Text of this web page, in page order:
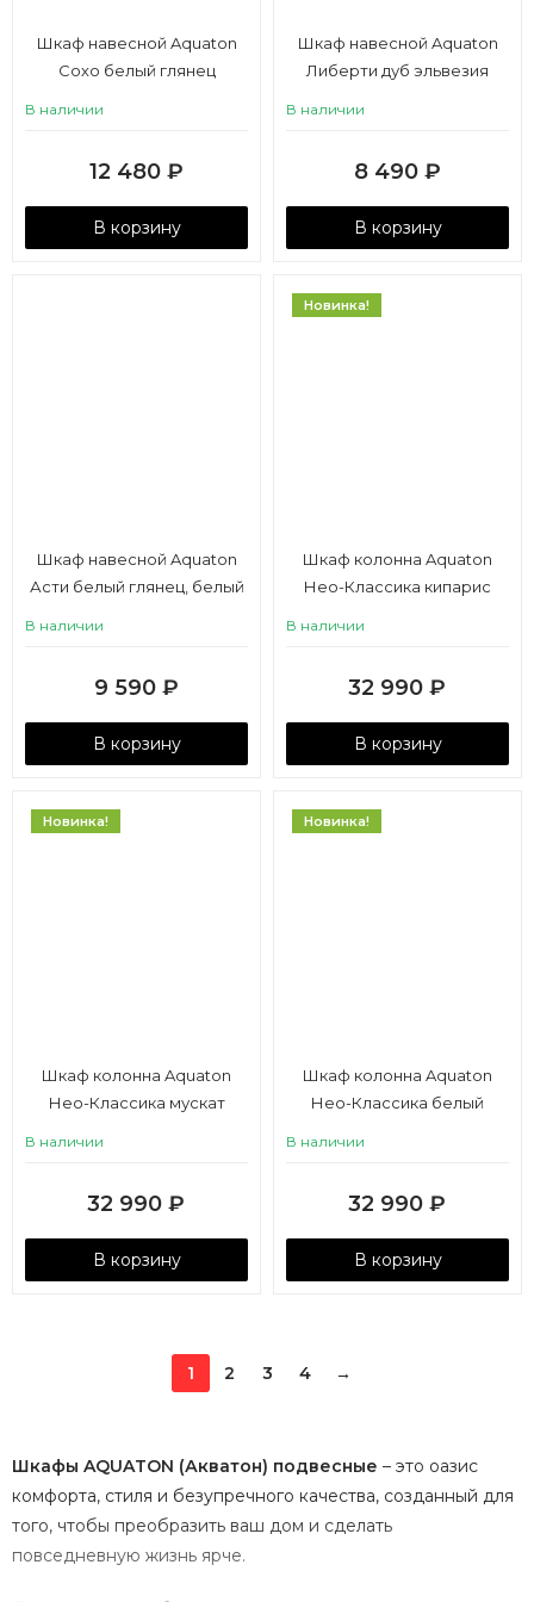
Шкаф навесной Aquaton
Сохо белый глянец
В наличии
12 480 ₽
В корзину
Шкаф навесной Aquaton
Либерти дуб эльвезия
В наличии
8 490 ₽
В корзину
Шкаф навесной Aquaton
Асти белый глянец, белый
В наличии
9 590 ₽
В корзину
Новинка!
Шкаф колонна Aquaton
Нео-Классика кипарис
В наличии
32 990 ₽
В корзину
Новинка!
Шкаф колонна Aquaton
Нео-Классика мускат
В наличии
32 990 ₽
В корзину
Новинка!
Шкаф колонна Aquaton
Нео-Классика белый
В наличии
32 990 ₽
В корзину
1 2 3 4 →
Шкафы AQUATON (Акватон) подвесные – это оазис
комфорта, стиля и безупречного качества, созданный для
того, чтобы преобразить ваш дом и сделать
повседневную жизнь ярче.